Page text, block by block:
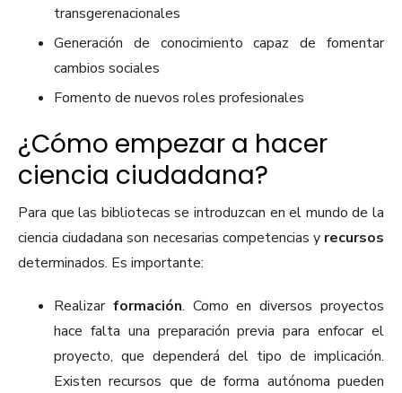
transgerenacionales
Generación de conocimiento capaz de fomentar
cambios sociales
Fomento de nuevos roles profesionales
¿Cómo empezar a hacer
ciencia ciudadana?
Para que las bibliotecas se introduzcan en el mundo de la
ciencia ciudadana son necesarias competencias y recursos
determinados. Es importante:
Realizar formación. Como en diversos proyectos
hace falta una preparación previa para enfocar el
proyecto, que dependerá del tipo de implicación.
Existen recursos que de forma autónoma pueden